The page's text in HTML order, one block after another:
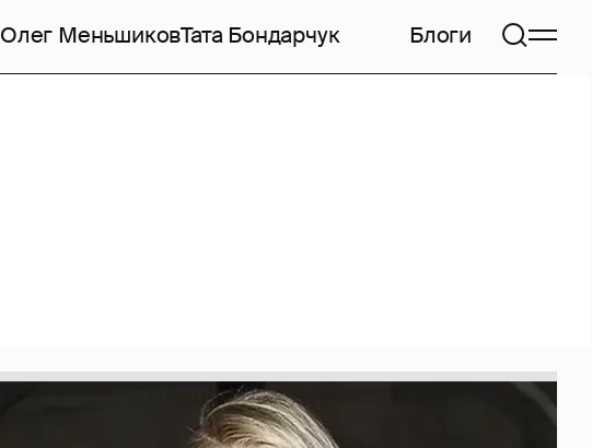
Олег МеньшиковТата Бондарчук Блоги